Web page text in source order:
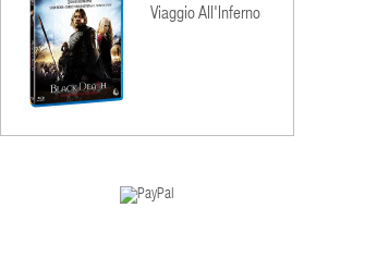
Viaggio All'Inferno